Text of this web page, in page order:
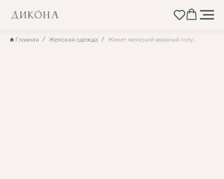
Главная Женская одежда Жакет женский вязаный голубой